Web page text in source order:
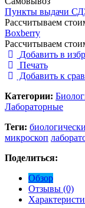
Пункты выдачи
Рассчитываем
Boxberry
Рассчитываем
Добавить в
Печать
Добавить к
Категории:
Лабораторные
Теги:
микроскоп
Поделиться:
Обзор
Отзывы (0)